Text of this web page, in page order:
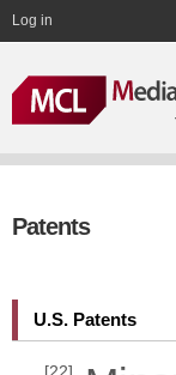
Log in
Patents
U.S. Patents